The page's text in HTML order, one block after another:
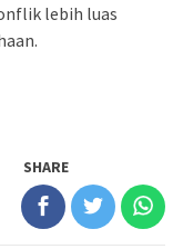
lebih luas
SHARE